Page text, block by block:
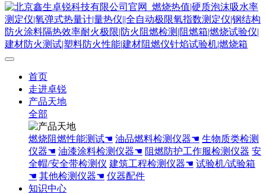
首页
走进卓锐
产品天地
全部
燃烧阻燃性能测试☚ 油品燃料检测仪器☚ 生物质类检测
仪器☚ 油漆涂料检测仪器☚ 阻燃防护工作服检测仪器 安
全帽/安全带检测仪 建筑工程检测仪器☚ 试验机/试验箱
☚ 其他检测仪器☚ 仪器配件
知识中心